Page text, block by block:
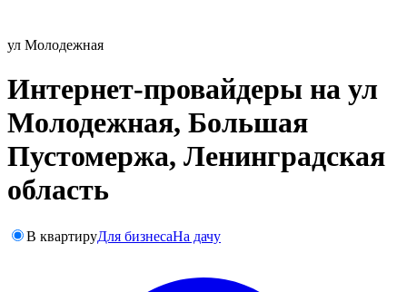
ул Молодежная
Интернет-провайдеры на ул
Молодежная, Большая
Пустомержа, Ленинградская
область
В квартируДля бизнесаНа дачу